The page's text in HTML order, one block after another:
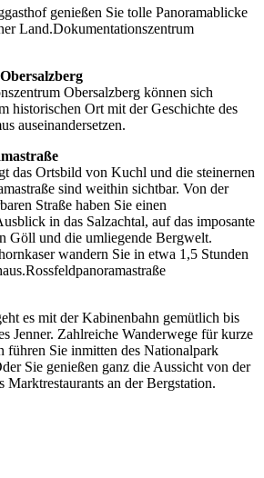
genießen Sie tolle Panoramablicke
Land.Dokumentationszentrum
Obersalzberg können sich
historischen Ort mit der Geschichte des
auseinandersetzen.
das Ortsbild von Kuchl und die steinernen
sind weithin sichtbar. Von der
Straße haben Sie einen
in das Salzachtal, auf das imposante
Göll und die umliegende Bergwelt.
wandern Sie in etwa 1,5 Stunden
es mit der Kabinenbahn gemütlich bis
Jenner. Zahlreiche Wanderwege für kurze
führen Sie inmitten des Nationalpark
Sie genießen ganz die Aussicht von der
Marktrestaurants an der Bergstation.